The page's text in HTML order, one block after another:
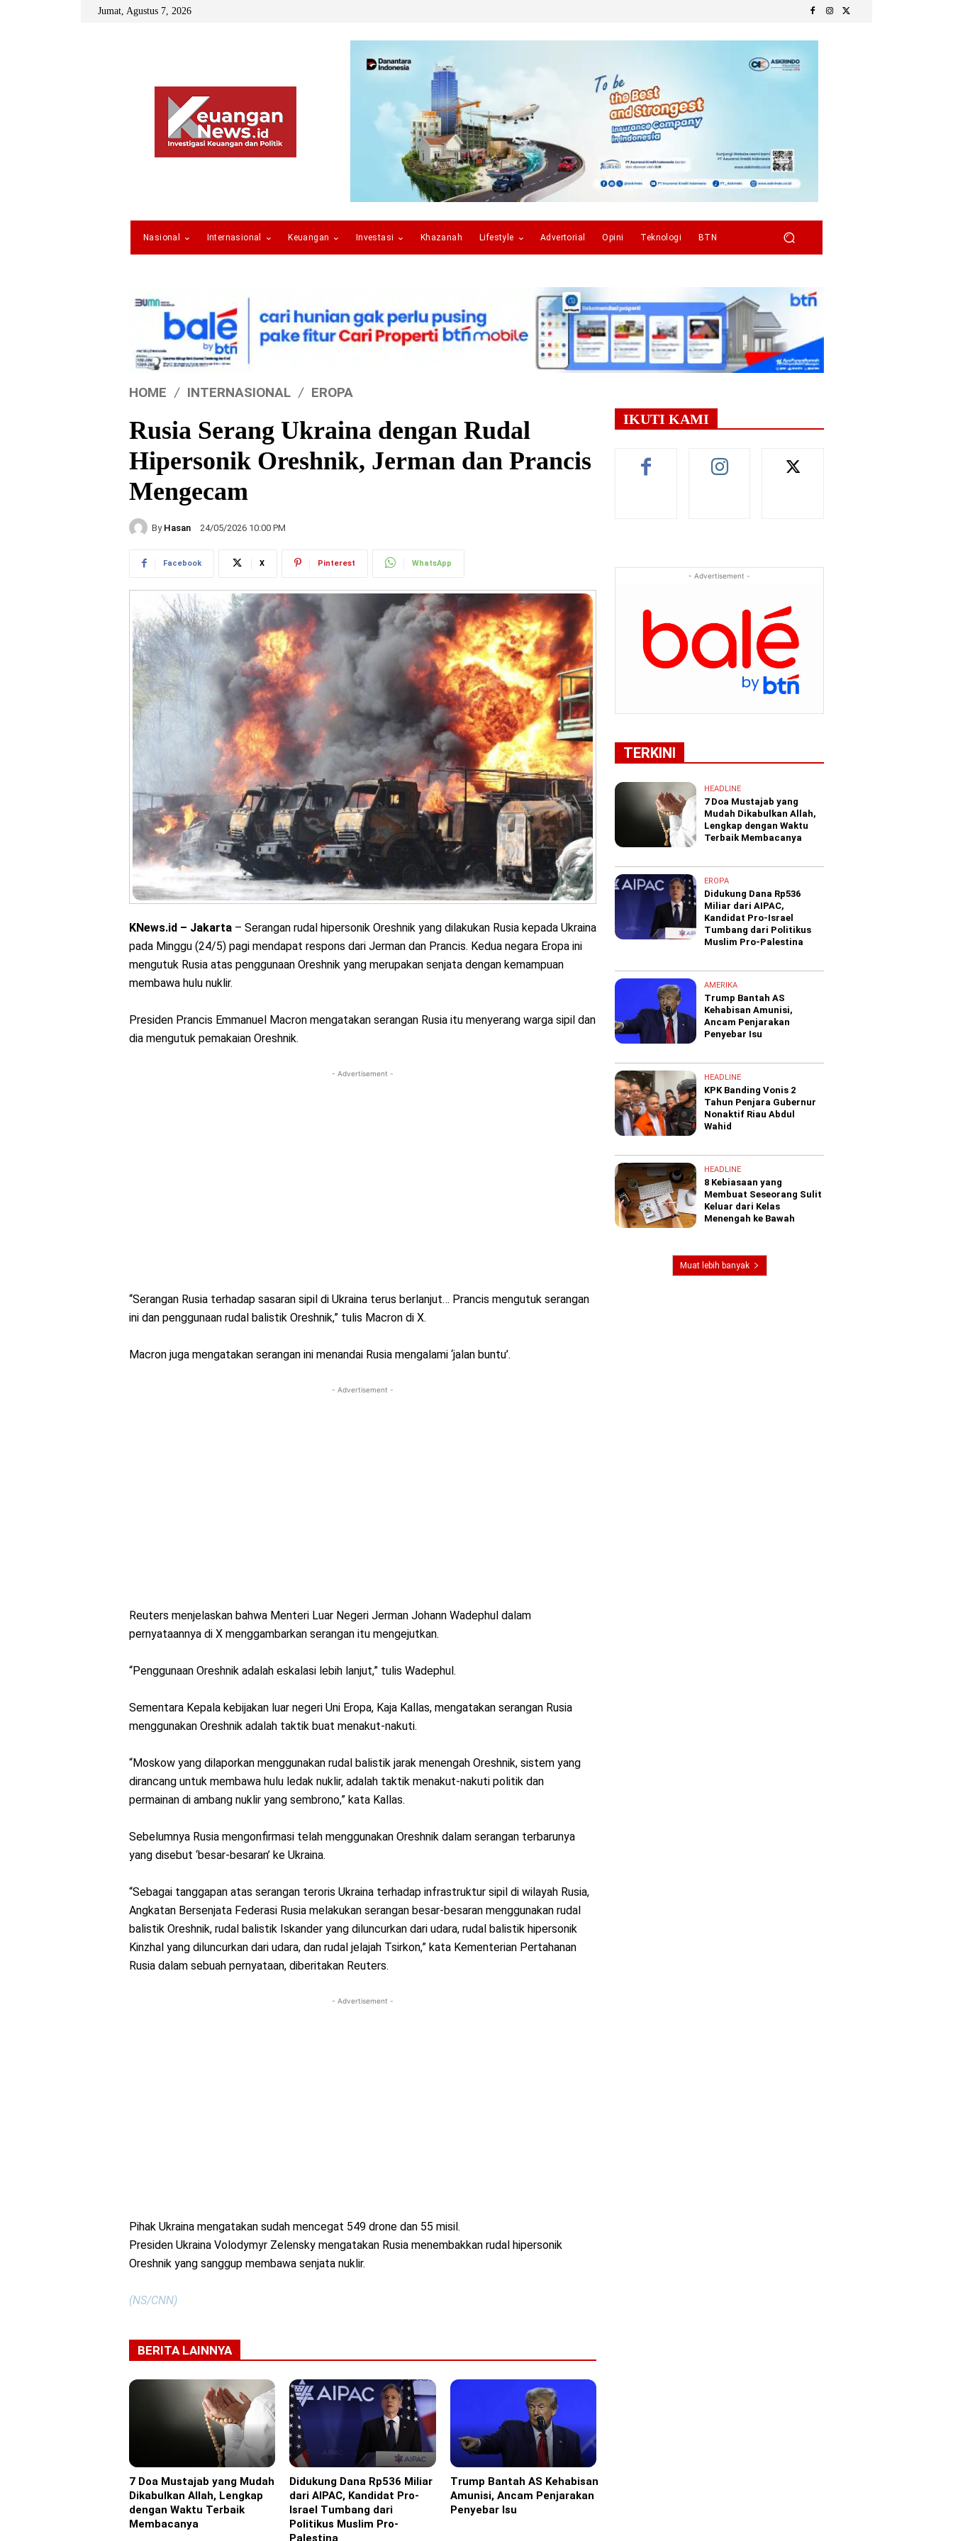
Jumat, Agustus 7, 2026
Nasional Internasional Keuangan Investasi Khazanah Lifestyle Advertorial Opini Teknologi BTN
HOME INTERNASIONAL EROPA
Rusia Serang Ukraina dengan Rudal
Hipersonik Oreshnik, Jerman dan Prancis
Mengecam
By Hasan 24/05/2026 10:00 PM
Facebook X Pinterest WhatsApp
KNews.id – Jakarta – Serangan rudal hipersonik Oreshnik yang dilakukan Rusia kepada Ukraina
pada Minggu (24/5) pagi mendapat respons dari Jerman dan Prancis. Kedua negara Eropa ini
mengutuk Rusia atas penggunaan Oreshnik yang merupakan senjata dengan kemampuan
membawa hulu nuklir.
Presiden Prancis Emmanuel Macron mengatakan serangan Rusia itu menyerang warga sipil dan
dia mengutuk pemakaian Oreshnik.
- Advertisement -
“Serangan Rusia terhadap sasaran sipil di Ukraina terus berlanjut… Prancis mengutuk serangan
ini dan penggunaan rudal balistik Oreshnik,” tulis Macron di X.
Macron juga mengatakan serangan ini menandai Rusia mengalami ‘jalan buntu’.
- Advertisement -
Reuters menjelaskan bahwa Menteri Luar Negeri Jerman Johann Wadephul dalam
pernyataannya di X menggambarkan serangan itu mengejutkan.
“Penggunaan Oreshnik adalah eskalasi lebih lanjut,” tulis Wadephul.
Sementara Kepala kebijakan luar negeri Uni Eropa, Kaja Kallas, mengatakan serangan Rusia
menggunakan Oreshnik adalah taktik buat menakut-nakuti.
“Moskow yang dilaporkan menggunakan rudal balistik jarak menengah Oreshnik, sistem yang
dirancang untuk membawa hulu ledak nuklir, adalah taktik menakut-nakuti politik dan
permainan di ambang nuklir yang sembrono,” kata Kallas.
Sebelumnya Rusia mengonfirmasi telah menggunakan Oreshnik dalam serangan terbarunya
yang disebut ‘besar-besaran’ ke Ukraina.
“Sebagai tanggapan atas serangan teroris Ukraina terhadap infrastruktur sipil di wilayah Rusia,
Angkatan Bersenjata Federasi Rusia melakukan serangan besar-besaran menggunakan rudal
balistik Oreshnik, rudal balistik Iskander yang diluncurkan dari udara, rudal balistik hipersonik
Kinzhal yang diluncurkan dari udara, dan rudal jelajah Tsirkon,” kata Kementerian Pertahanan
Rusia dalam sebuah pernyataan, diberitakan Reuters.
- Advertisement -
Pihak Ukraina mengatakan sudah mencegat 549 drone dan 55 misil.
Presiden Ukraina Volodymyr Zelensky mengatakan Rusia menembakkan rudal hipersonik
Oreshnik yang sanggup membawa senjata nuklir.
(NS/CNN)
BERITA LAINNYA
Headline
7 Doa Mustajab yang Mudah
Dikabulkan Allah, Lengkap
dengan Waktu Terbaik
Membacanya
Eropa
Didukung Dana Rp536 Miliar
dari AIPAC, Kandidat Pro-
Israel Tumbang dari
Politikus Muslim Pro-
Palestina
Amerika
Trump Bantah AS Kehabisan
Amunisi, Ancam Penjarakan
Penyebar Isu
IKUTI KAMI
- Advertisement -
TERKINI
HEADLINE
7 Doa Mustajab yang
Mudah Dikabulkan Allah,
Lengkap dengan Waktu
Terbaik Membacanya
EROPA
Didukung Dana Rp536
Miliar dari AIPAC,
Kandidat Pro-Israel
Tumbang dari Politikus
Muslim Pro-Palestina
AMERIKA
Trump Bantah AS
Kehabisan Amunisi,
Ancam Penjarakan
Penyebar Isu
HEADLINE
KPK Banding Vonis 2
Tahun Penjara Gubernur
Nonaktif Riau Abdul
Wahid
HEADLINE
8 Kebiasaan yang
Membuat Seseorang Sulit
Keluar dari Kelas
Menengah ke Bawah
Muat lebih banyak